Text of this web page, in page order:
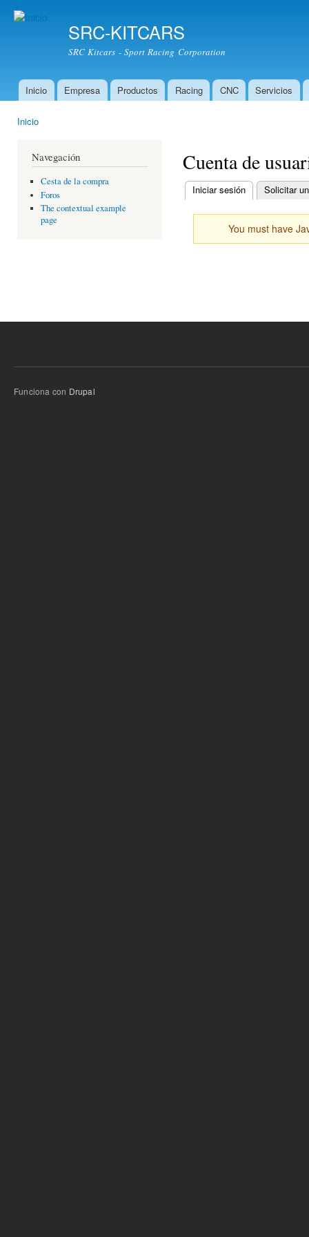
SRC-KITCARS
SRC Kitcars - Sport Racing Corporation
Menú principal
Inicio Empresa Productos Racing CNC Servicios
Inicio
Navegación
Cesta de la compra
Foros
The contextual example
page
Cuenta de
Solapas principales
Iniciar sesión (solapa activa)
Solicitar
You must have
Funciona con Drupal